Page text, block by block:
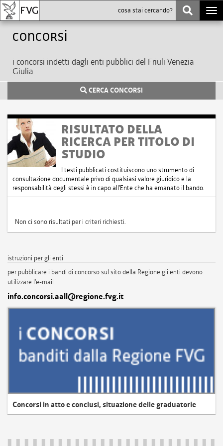
Concorsi
i concorsi indetti dagli enti pubblici del Friuli Venezia
Giulia
CERCA CONCORSI
RISULTATO DELLA
RICERCA PER TITOLO DI
STUDIO
I testi pubblicati costituiscono uno strumento di
consultazione documentale privo di qualsiasi valore giuridico e la
responsabilità degli stessi è in capo all'Ente che ha emanato il bando.
Non ci sono risultati per i criteri richiesti.
istruzioni per gli enti
per pubblicare i bandi di concorso sul sito della Regione gli enti devono
utilizzare l'e-mail
info.concorsi.aall@regione.fvg.it
Concorsi in atto e conclusi, situazione delle graduatorie